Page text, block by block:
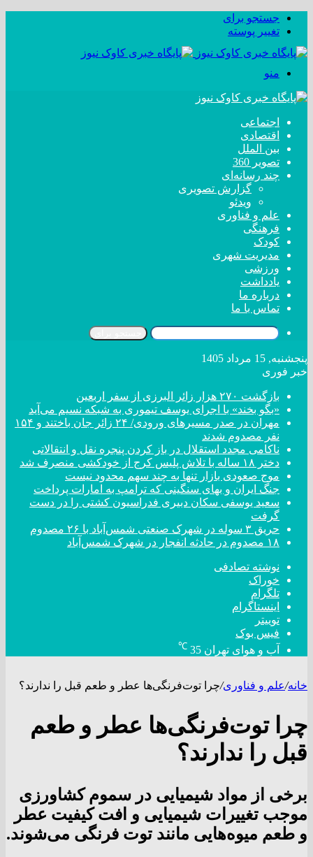
جستجو برای
تغییر پوسته
منو
اجتماعی
اقتصادی
بین الملل
تصویر 360
چند رسانه‌ای
گزارش تصویری
ویدئو
علم و فناوری
فرهنگی
کودک
مدیریت شهری
ورزشی
یادداشت
درباره ما
تماس با ما
پنجشنبه, 15 مرداد 1405
خبر فوری
بازگشت ۲۷۰ هزار زائر البرزی از سفر اربعین
«بگو بخند» با اجرای یوسف تیموری به شبکه نسیم می‌آید
مهران در صدر مسیر‌های ورودی/ ۲۴ زائر جان باختند و ۱۵۴
نفر مصدوم شدند
ناکامی مجدد استقلال در باز کردن پنجره نقل و انتقالاتی
دختر ‌۱۸‌ ‌ساله‌ با تلاش پلیس کرج از خودکشی منصرف شد
موج صعودی بازار تنها به چند سهم محدود نیست
جنگ ایران و بهای سنگینی که ترامپ به امارات پرداخت
سعید یوسفی سکان دبیری فدراسیون کشتی را در دست
گرفت
حریق ۳ سوله در شهرک صنعتی شمس‌آباد با ۲۶ مصدوم
۱۸ مصدوم در حادثه انفجار در شهرک شمس‌آباد
نوشته تصادفی
خوراک
تلگرام
اینستاگرام
توییتر
فیس بوک
آب و هوای تهران 35
℃
خانه/علم و فناوری/چرا توت‌فرنگی‌ها عطر و طعم قبل را ندارند؟
چرا توت‌فرنگی‌ها عطر و طعم
قبل را ندارند؟
برخی از مواد شیمیایی در سموم کشاورزی
موجب تغییرات شیمیایی و افت کیفیت عطر
و طعم میوه‌هایی مانند توت فرنگی می‌شوند.